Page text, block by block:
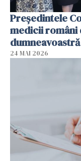
Președintele
medicii români
24 MAI 2026